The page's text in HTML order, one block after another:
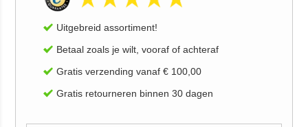
Uitgebreid assortiment!
Betaal zoals je wilt, vooraf of achteraf
Gratis verzending vanaf € 100,00
Gratis retourneren binnen 30 dagen